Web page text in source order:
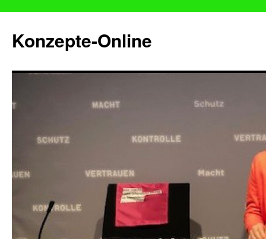
Konzepte-Online